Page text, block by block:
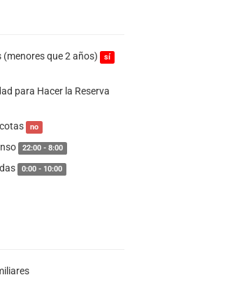
(menores que 2 años) sí
para Hacer la Reserva
no
22:00 - 8:00
0:00 - 10:00